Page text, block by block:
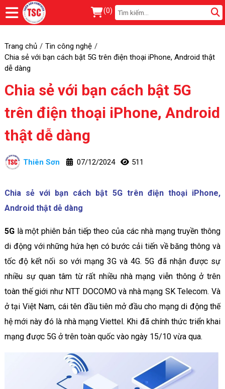
(0)
Trang chủ
Tin công nghệ
Chia sẻ với bạn cách bật 5G trên điện thoại iPhone, Android thật
dễ dàng
Chia sẻ với bạn cách bật 5G
trên điện thoại iPhone, Android
thật dễ dàng
Thiên Sơn 07/12/2024 511
Chia sẻ với bạn cách bật 5G trên điện thoại iPhone,
Android thật dễ dàng
5Glà một phiên bản tiếp theo của các nhà mạng truyền thông
di động với những hứa hẹn có bước cải tiến về băng thông và
tốc độ kết nối so với mạng 3G và 4G. 5G đã nhận được sự
nhiều sự quan tâm từ rất nhiều nhà mạng viễn thông ở trên
toàn thế giới như NTT DOCOMO và nhà mạng SK Telecom. Và
ở tại Việt Nam, cái tên đầu tiên mở đầu cho mạng di động thế
hệ mới này đó là nhà mạng Viettel. Khi đã chính thức triển khai
mạng được 5G ở trên toàn quốc vào ngày 15/10 vừa qua.